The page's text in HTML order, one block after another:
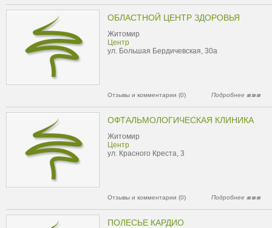
ОБЛАСТНОЙ ЦЕНТР ЗДОРОВЬЯ
Житомир
Центр
ул. Большая Бердичевская, 30а
Отзывы и комментарии (0) Подробнее
ОФТАЛЬМОЛОГИЧЕСКАЯ КЛИНИКА
Житомир
Центр
ул. Красного Креста, 3
Отзывы и комментарии (0) Подробнее
ПОЛЕСЬЕ КАРДИО